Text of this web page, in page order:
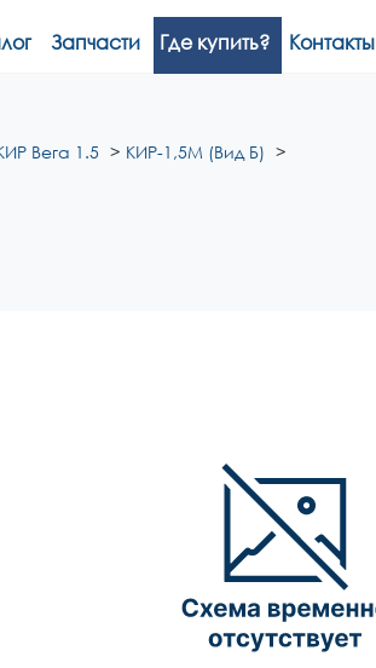
Запчасти Где купить? Контакты
Вега 1.5
КИР-1,5М (Вид Б)